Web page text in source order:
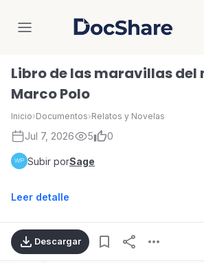
DocShare
Libro de las maravillas del
Marco Polo
Inicio›Documentos›Relatos y Novelas
Jul 7, 2026 5 0
Subir porSage
Leer detalle
Descargar